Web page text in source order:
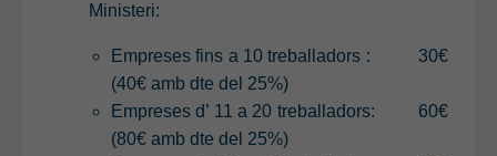
Ministeri:
Empreses fins a 10 treballadors : 30€
(40€ amb dte del 25%)
Empreses d’ 11 a 20 treballadors: 60€
(80€ amb dte del 25%)